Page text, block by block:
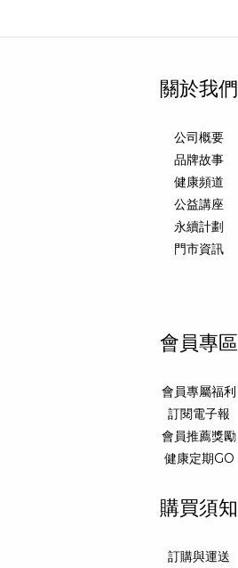
關於我們
公司概要
品牌故事
健康頻道
公益講座
永續計劃
門市資訊
會員專區
會員專屬福利
訂閱電子報
會員推薦獎勵
健康定期GO
購買須知
訂購與運送